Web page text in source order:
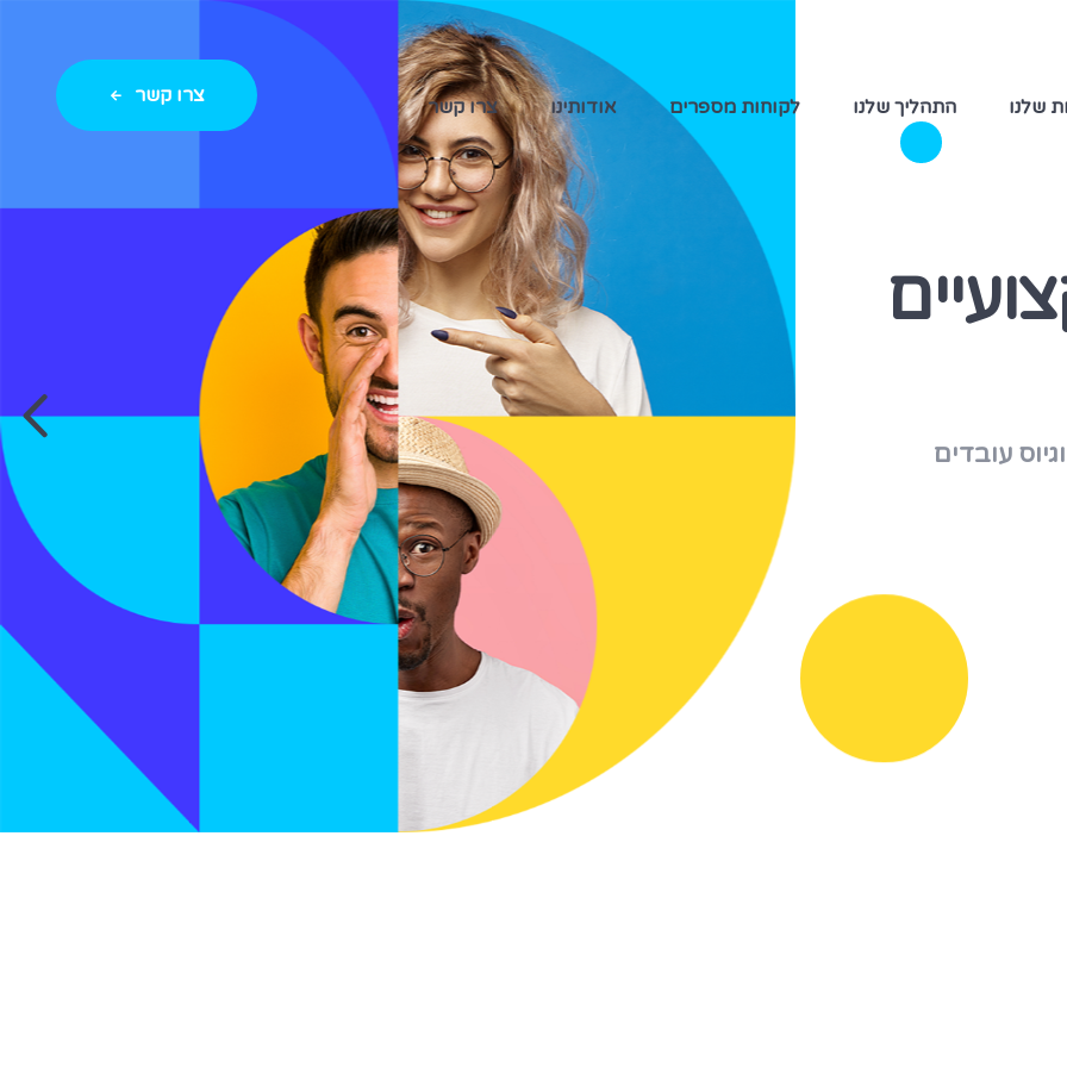
שלנו התהליך שלנו לקוחות מספרים אודותינו צרו קשר צרו קשר
עובדים